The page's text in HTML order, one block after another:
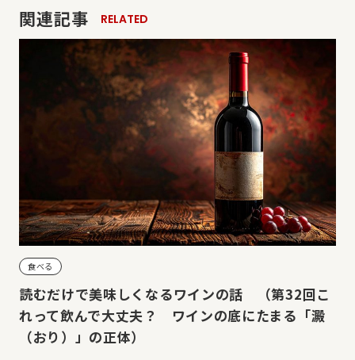
関連記事 RELATED
食べる
読むだけで美味しくなるワインの話 （第32回こ
れって飲んで大丈夫？ ワインの底にたまる「澱
（おり）」の正体）